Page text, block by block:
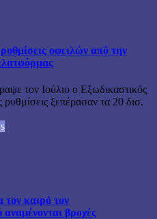
οφειλών από την
τον Ιούλιο ο Εξωδικαστικός
ξεπέρασαν τα 20 δισ.
τον καιρό τον
βροχές